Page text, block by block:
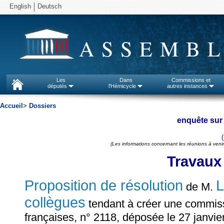
English Deutsch
Les
députés
Dans
l'Hémicycle
Commissions et
autres instances
Accueil > Dossiers
enquête
(Les informations concernant les réunions à
Proposition de résolution de M.
collègues tendant à créer une
françaises, n° 2118, déposée le 27